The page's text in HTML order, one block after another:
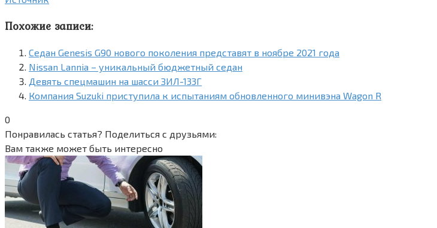
Похожие записи:
Седан Genesis G90 нового поколения представят в ноябре 2021 года
Nissan Lannia – уникальный бюджетный седан
Девять спецмашин на шасси ЗИЛ-133Г
Компания Suzuki приступила к испытаниям обновленного минивэна Wagon R
0
Понравилась статья? Поделиться с друзьями:
Вам также может быть интересно